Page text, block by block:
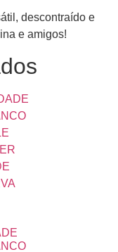
descontraído e
e amigos!